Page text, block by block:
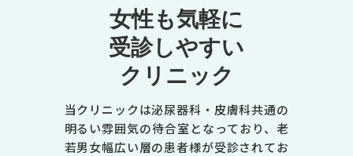
女性も気軽に
受診しやすい
クリニック
当クリニックは泌尿器科・皮膚科共通の
明るい雰囲気の待合室となっており、老
若男女幅広い層の患者様が受診されてお